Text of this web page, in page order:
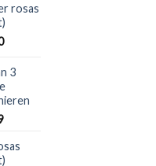
rosas
3